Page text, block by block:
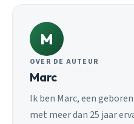
M
OVER DE AUTEUR
Marc
Ik ben Marc, een
met meer dan 25 jaar